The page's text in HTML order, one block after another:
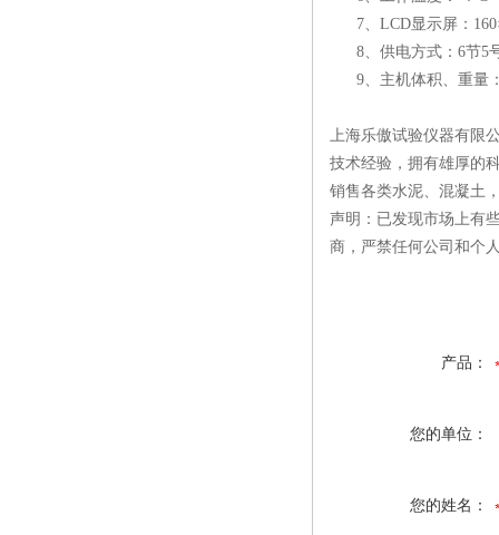
7、LCD显示屏：
8、供电方式：6节5
9、主机体积、重量：
上海乐傲试验仪器有限
技术经验，拥有雄厚的
销售各类水泥、混凝土
声明：已发现市场上有
商，严禁任何公司和个
产品：
您的单位：
您的姓名：